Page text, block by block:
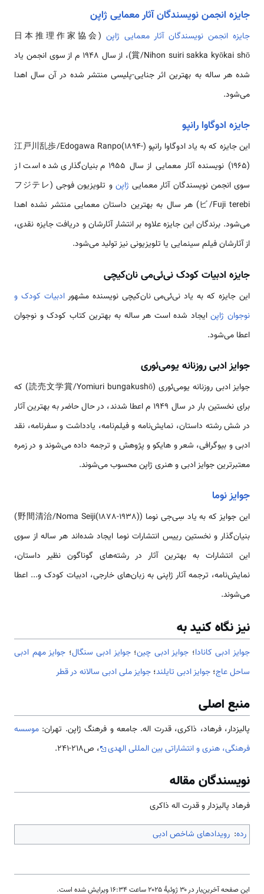
جایزه انجمن نویسندگان آثار معمایی ژاپن
جایزه انجمن نویسندگان آثار معمایی ژاپن (日本推理作家協会
賞/Nihon suiri sakka kyōkai shō)، از سال 1948 م از سوی انجمن یاد
شده هر ساله به بهترین اثر جنایی-پلیسی منتشر شده در آن سال اهدا
می‌شود.
جایزه ادوگاوا رانپو
این جایزه که به یاد ادوگاوا رانپو (江戸川乱歩/Edogawa Ranpo(1894-
1965)) نویسنده آثار معمایی از سال 1955 م بنیان‌گذاری شده است از
سوی انجمن نویسندگان آثار معمایی ژاپن
و تلویزیون فوجی (フジテレ
ビ/Fuji terebi) هر سال به بهترین داستان معمایی منتشر نشده اهدا
می‌شود. برندگان این جایزه علاوه بر انتشار آثارشان و دریافت جایزه نقدی،
از آثارشان فیلم سینمایی یا تلویزیونی نیز تولید می‌شود.
جایزه ادبیات کودک نی‌ئی‌می نان‌کیچی
این جایزه که به یاد نی‌ئی‌می نان‌کیچی نویسنده مشهورادبیات کودک و
نوجوان ژاپنایجاد شده است هر ساله به بهترین کتاب کودک و نوجوان
اعطا می‌شود.
جوایز ادبی روزنانه یومی‌ئوری
جوایز ادبی روزنانه یومی‌ئوری (読売文学賞/Yomiuri bungakushō) که
برای نخستین بار در سال 1949 م اعطا شدند، در حال حاضر به بهترین آثار
در شش رشته داستان، نمایش‌نامه و فیلم‌نامه، یادداشت و سفرنامه، نقد
ادبی و بیوگرافی، شعر و هایکو و پژوهش و ترجمه داده می‌شوند و در زمره
معتبرترین جوایز ادبی و هنری ژاپن محسوب می‌شوند.
جوایز نوما
این جوایز که به یاد سِی‌جی نوما (野間清治/Noma Seiji(1878-1938))
بنیان‌گذار و نخستین رییس انتشارات نوما ایجاد شده‌اند هر ساله از سوی
این انتشارات به بهترین آثار در رشته‌های گوناگون نظیر داستان،
نمایش‌نامه، ترجمه آثار ژاپنی به زبان‌های خارجی، ادبیات کودک و... اعطا
می‌شوند.
نیز نگاه کنید به
جوایز ادبی کانادا؛ جوایز ادبی چین؛جوایز ادبی سنگال؛ جوایز مهم ادبی
ساحل عاج؛ جوایز ادبی تایلند؛ جوایز ملی ادبی سالانه در قطر
منبع اصلی
پالیزدار، فرهاد، ذاکری، قدرت اله. جامعه و فرهنگ ژاپن. تهران: موسسه
فرهنگی، هنری و انتشاراتی بین المللی الهدی
، ص218-241.
نویسندگان مقاله
فرهاد پالیزدار و قدرت اله ذاکری
رده: رویدادهای شاخص ادبی
این صفحه آخرین‌بار در ‏۳۰ ژوئیهٔ ۲۰۲۵ ساعت ‏۱۶:۳۴ ویرایش شده است.